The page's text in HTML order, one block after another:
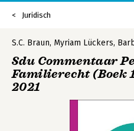
Juridisch
S.C. Braun, Myriam Lückers,
Sdu Commentaar
Familierecht (Boek
2021